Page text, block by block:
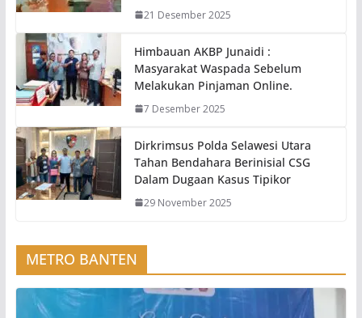
21 Desember 2025
Himbauan AKBP Junaidi :
Masyarakat Waspada Sebelum
Melakukan Pinjaman Online.
7 Desember 2025
Dirkrimsus Polda Selawesi Utara
Tahan Bendahara Berinisial CSG
Dalam Dugaan Kasus Tipikor
29 November 2025
METRO BANTEN